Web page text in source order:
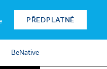
PŘEDPLATNÉ
BeNative